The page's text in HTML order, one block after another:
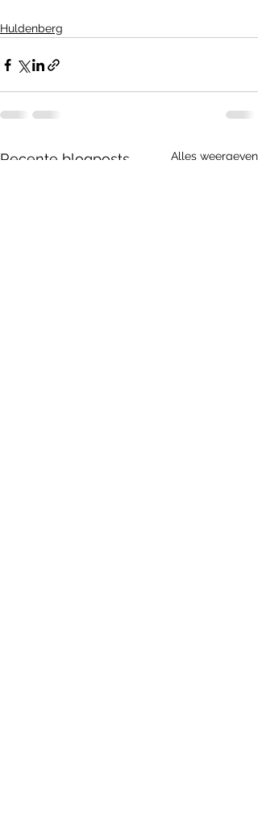
Huldenberg
Recente blogposts Alles weergeven